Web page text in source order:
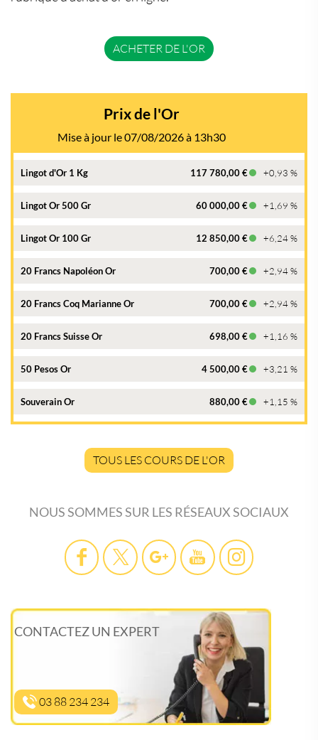
ACHETER DE L'OR
Prix de l'Or
Mise à jour le 07/08/2026 à 13h30
Lingot d'Or 1 Kg 117 780,00 € +0,93 %
Lingot Or 500 Gr 60 000,00 € +1,69 %
Lingot Or 100 Gr 12 850,00 € +6,24 %
20 Francs Napoléon Or 700,00 € +2,94 %
20 Francs Coq Marianne Or 700,00 € +2,94 %
20 Francs Suisse Or 698,00 € +1,16 %
50 Pesos Or 4 500,00 € +3,21 %
Souverain Or 880,00 € +1,15 %
TOUS LES COURS DE L'OR
NOUS SOMMES SUR LES RÉSEAUX SOCIAUX
CONTACTEZ UN EXPERT
03 88 234 234